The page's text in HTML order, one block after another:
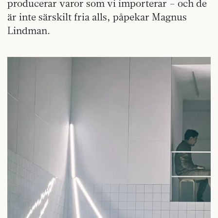
producerar varor som vi importerar – och de
är inte särskilt fria alls, påpekar Magnus
Lindman.